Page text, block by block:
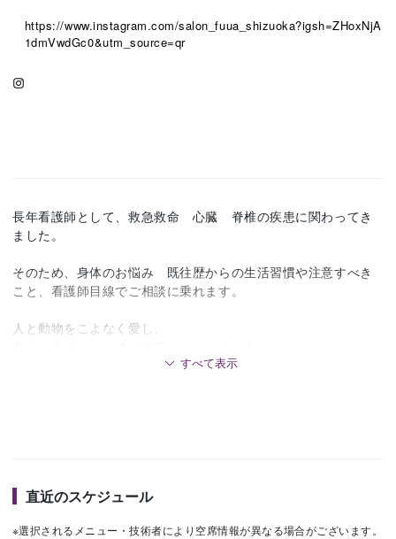
https://www.instagram.com/salon_fuua_shizuoka?igsh=ZHoxNjA
1dmVwdGc0&utm_source=qr
長年看護師として、救急救命 心臓 脊椎の疾患に関わってき
ました。
そのため、身体のお悩み 既往歴からの生活習慣や注意すべき
こと、看護師目線でご相談に乗れます。
人と動物をこよなく愛し、
直近のスケジュール
※選択されるメニュー・技術者により空席情報が異なる場合がございます。